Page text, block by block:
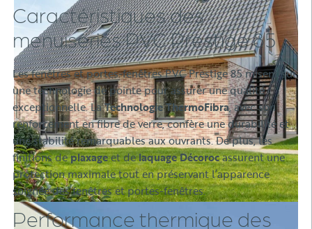
Caractéristiques des
menuiseries PVC Prestige 85
Les fenêtres et portes-fenêtres PVC Prestige 85 misent sur
une technologie de pointe pour assurer une qualité
exceptionnelle. LaTechnologie ThermoFibra, avec son
renforcement en fibre de verre, confère une durabilité et
une stabilité remarquables aux ouvrants. De plus, les
finitions deplaxageet delaquage Décorocassurent une
protection maximale tout en préservant l’apparence
soignée des fenêtres et portes-fenêtres.
Performance thermique des